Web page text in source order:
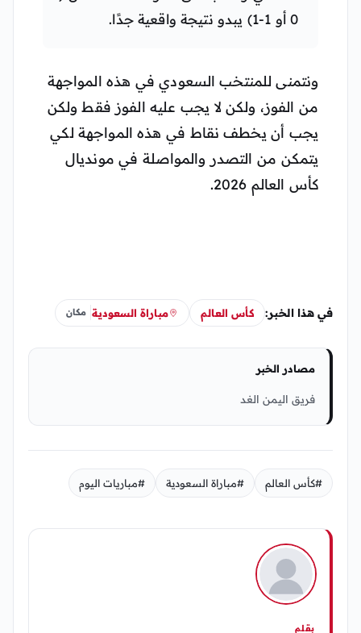
0 أو 1-1) يبدو نتيجة واقعية جدًا.
ونتمنى للمنتخب السعودي في هذه المواجهة
من الفوز، ولكن لا يجب عليه الفوز فقط ولكن
يجب أن يخطف نقاط في هذه المواجهة لكي
يتمكن من التصدر والمواصلة في مونديال
كأس العالم 2026.
في هذا الخبر: كأس العالم مباراة السعودية مكان
مصادر الخبر
فريق اليمن الغد
#كأس العالم #مباراة السعودية #مباريات اليوم
بقلم